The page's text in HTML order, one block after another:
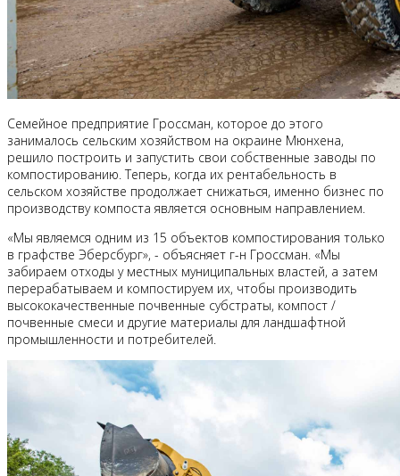
Семейное предприятие Гроссман, которое до этого
занималось сельским хозяйством на окраине Мюнхена,
решило построить и запустить свои собственные заводы по
компостированию. Теперь, когда их рентабельность в
сельском хозяйстве продолжает снижаться, именно бизнес по
производству компоста является основным направлением.
«Мы являемся одним из 15 объектов компостирования только
в графстве Эберсбург», - объясняет г-н Гроссман. «Мы
забираем отходы у местных муниципальных властей, а затем
перерабатываем и компостируем их, чтобы производить
высококачественные почвенные субстраты, компост /
почвенные смеси и другие материалы для ландшафтной
промышленности и потребителей.